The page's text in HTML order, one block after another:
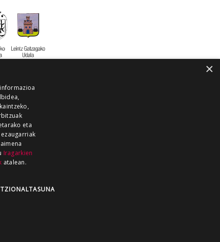
GUKA
GUKA
ZUMAIA GUKA
×
eta
Iragarkien
atalean.